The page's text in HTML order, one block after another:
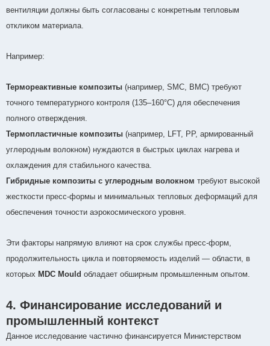
вентиляции должны быть согласованы с конкретным тепловым
откликом материала.
Например:
Термореактивные композиты (например, SMC, BMC) требуют
точного температурного контроля (135–160°C) для обеспечения
полного отверждения.
Термопластичные композиты (например, LFT, PP, армированный
углеродным волокном) нуждаются в быстрых циклах нагрева и
охлаждения для стабильного качества.
Гибридные композиты с углеродным волокном требуют высокой
жесткости пресс-формы и минимальных тепловых деформаций для
обеспечения точности аэрокосмического уровня.
Эти факторы напрямую влияют на срок службы пресс-форм,
продолжительность цикла и повторяемость изделий — области, в
которых MDC Mould обладает обширным промышленным опытом.
4. Финансирование исследований и
промышленный контекст
Данное исследование частично финансируется Министерством